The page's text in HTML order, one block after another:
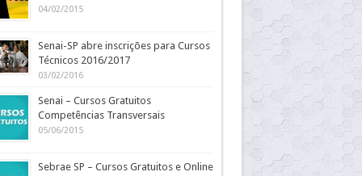
04/02/2015
Senai-SP abre inscrições para Cursos
Técnicos 2016/2017
03/02/2016
Senai – Cursos Gratuitos
Competências Transversais
05/06/2015
Sebrae SP – Cursos Gratuitos e Online